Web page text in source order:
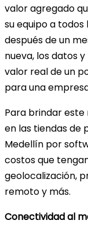
valor agregado
su equipo a todos
después de un
nueva, los datos
valor real de un
para una
Para brindar
en las tiendas de
Medellín por
costos que
geolocalización,
remoto y más.
Conectividad al